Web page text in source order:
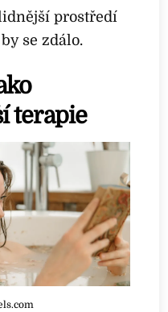
prostředí
se zdálo.
terapie